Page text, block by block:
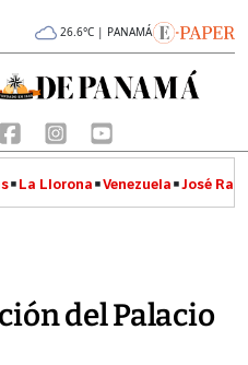
26.6°C | PANAMÁ
La Llorona Venezuela José
del Palacio